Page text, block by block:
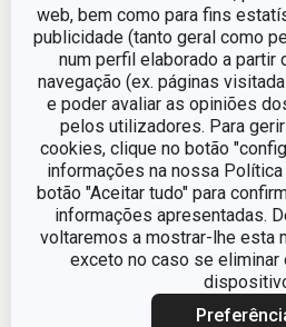
web, bem como para fins
publicidade (tanto geral como
num perfil elaborado a
navegação (ex. páginas
e poder avaliar as opiniões
pelos utilizadores. Para
cookies, clique no botão
informações na nossa
botão "Aceitar tudo" para
informações apresentadas.
voltaremos a mostrar-lhe esta
exceto no caso se
CATEGORIA
LINHA DE PRODUTO
MATERIAL
TIPO
MÁQUINA DE LAVAR LOUÇA